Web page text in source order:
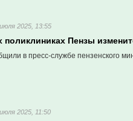
2025, 13:55
поликлиниках Пензы
в пресс-службе пензенского
2025, 11:50